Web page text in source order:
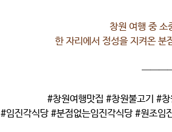
창원 여행 중 소
한 자리에서 정성을 지켜온 분
#창원여행맛집 #창원불고기 #
#임진각식당 #분점없는임진각식당 #원조임